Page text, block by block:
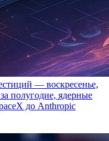
— воскресенье,
полугодие, ядерные
до Anthropic